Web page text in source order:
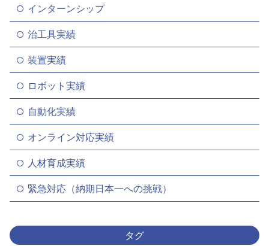
インターンシップ
治工具実績
装置実績
ロボット実績
自動化実績
オンライン対応実績
人材育成実績
緊急対応（納期日本一への挑戦）
タグ